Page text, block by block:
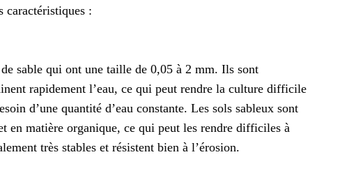
caractéristiques :
sable qui ont une taille de 0,05 à 2 mm. Ils sont
rapidement l’eau, ce qui peut rendre la culture difficile
d’une quantité d’eau constante. Les sols sableux sont
en matière organique, ce qui peut les rendre difficiles à
très stables et résistent bien à l’érosion.